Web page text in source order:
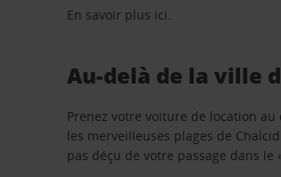
En savoir plus ici.
Au-delà de la ville
Prenez votre voiture de location
les merveilleuses plages de
pas déçu de votre passage dans le